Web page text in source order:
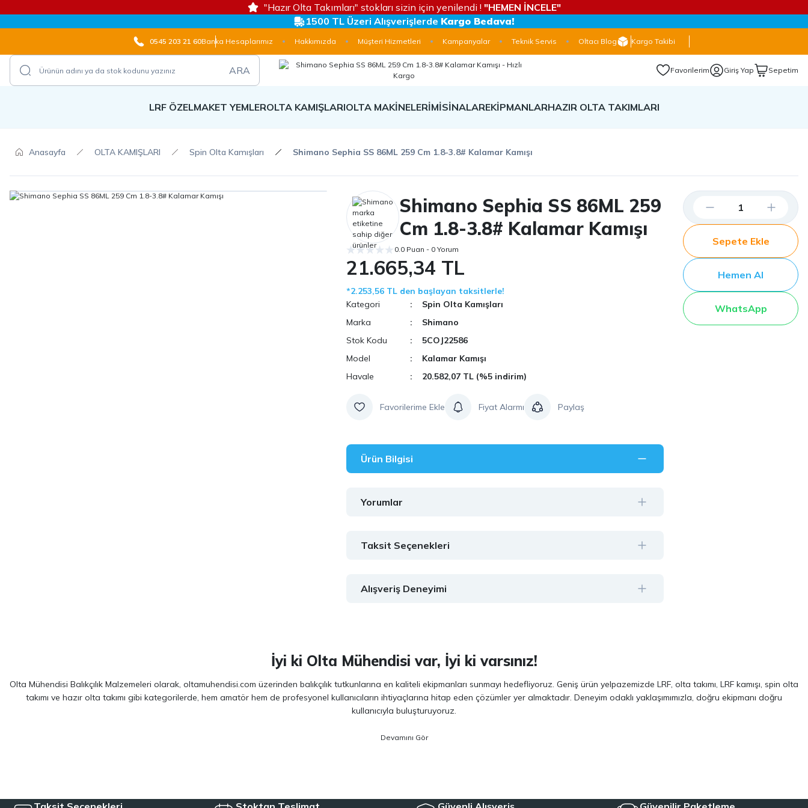
"Hazır Olta Takımları" stokları sizin için yenilendi ! "HEMEN İNCELE"
1500 TL Üzeri Alışverişlerde Kargo Bedava!
0545 203 21 60Banka Hesaplarımız Hakkımızda Müşteri Hizmetleri Kampanyalar Teknik Servis Oltacı Blog Kargo Takibi
ARA Favorilerim Giriş Yap Sepetim
LRF ÖZELMAKET YEMLEROLTA KAMIŞLARIOLTA MAKİNELERİMİSİNALAREKİPMANLARHAZIR OLTA TAKIMLARI
Anasayfa OLTA KAMIŞLARI Spin Olta Kamışları Shimano Sephia SS 86ML 259 Cm 1.8-3.8# Kalamar Kamışı
Shimano Sephia SS 86ML 259
Cm 1.8-3.8# Kalamar Kamışı
0.0 Puan - 0 Yorum
21.665,34 TL
*2.253,56 TL den başlayan taksitlerle!
Kategori
Spin Olta Kamışları
Marka
Shimano
Stok Kodu
5COJ22586
Model
Kalamar Kamışı
Havale
20.582,07 TL (%5 indirim)
Fiyat Alarmı Paylaş
Ürün Bilgisi
Yorumlar
Taksit Seçenekleri
Alışveriş Deneyimi
Sepete Ekle
Hemen Al
WhatsApp
İyi ki Olta Mühendisi var, İyi ki varsınız!
Olta Mühendisi Balıkçılık Malzemeleri olarak, oltamuhendisi.com üzerinden balıkçılık tutkunlarına en kaliteli ekipmanları sunmayı hedefliyoruz. Geniş ürün yelpazemizde LRF, olta takımı, LRF kamışı, spin olta
takımı ve hazır olta takımı gibi kategorilerde, hem amatör hem de profesyonel kullanıcıların ihtiyaçlarına hitap eden çözümler yer almaktadır. Deneyim odaklı yaklaşımımızla, doğru ekipmanı doğru
kullanıcıyla buluşturuyoruz.
Shimano, Daiwa, Hanfish, Fujin ve Ryuji gibi lider markaların en güncel ve performans odaklı modellerinden oluşur. Özellikle LRF avcılığı ve
çözümler sağlayan hazır olta takımı seçeneklerimizle, herkesin kolayca bu hobiye adım atmasını mümkün kılıyoruz. Her seviyeye uygun ekipmanları tek çatı altında topluyoruz.